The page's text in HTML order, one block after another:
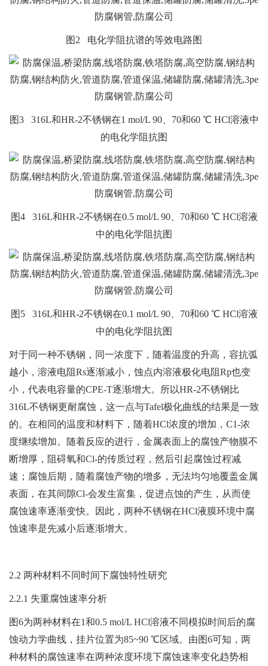
图2 电化学阻抗谱的等效电路图
图3 316L和HR-2不锈钢在1 mol/L 90、70和60 ℃ HCl溶液中
的电化学阻抗图
图4 316L和HR-2不锈钢在0.5 mol/L 90、70和60 ℃ HCl溶液
中的电化学阻抗图
图5 316L和HR-2不锈钢在0.1 mol/L 90、70和60 ℃ HCl溶液
中的电化学阻抗图
对于同一种不锈钢，同一浓度下，随着温度的升高，容抗弧
越小，溶液电阻Rs逐渐减小，蚀点内溶液极化电阻Rp也变
小，代表电容量的CPE-T逐渐增大。所以HR-2不锈钢比
316L不锈钢更耐腐蚀，这一点与Tafel极化曲线的结果是一致
的。在相同的温度和材料下，随着HCl浓度的增加，C1-浓
度继续增加。随着反应的进行，金属表面上的腐蚀产物膜不
断增厚，阻碍氧和Cl-的传质过程，然后引起腐蚀过程减
速；腐蚀后期，随着腐蚀产物的增多，无法均匀地覆盖金属
表面，在其间隙Cl-会发生富集，促进点蚀的产生，从而使
腐蚀速率逐渐变快。因此，两种不锈钢在HCl液膜环境中腐
蚀速率是先减小后逐渐增大。
2.2 两种材料不同时间下腐蚀特性研究
2.2.1 失重腐蚀速率分析
图6为两种材料在1和0.5 mol/L HCl溶液不同模拟时间后的腐
蚀动力学曲线，挂片位置为85~90 ℃区域。由图6可知，两
种材料的腐蚀速率在两种浓度环境下腐蚀速率变化趋势相